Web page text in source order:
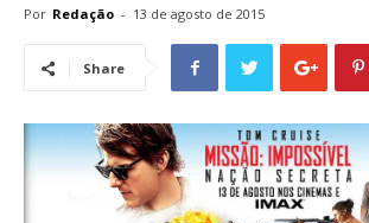
Por Redação - 13 de agosto de 2015
Share